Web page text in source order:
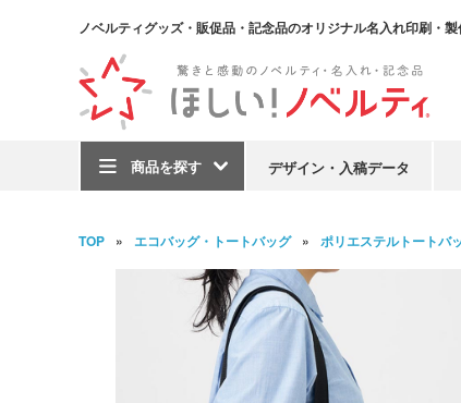
ノベルティグッズ・販促品・記念品のオリジナル名入れ印刷・製
商品を探す デザイン・入稿データ
TOP エコバッグ・トートバッグ ポリエステルトートバ